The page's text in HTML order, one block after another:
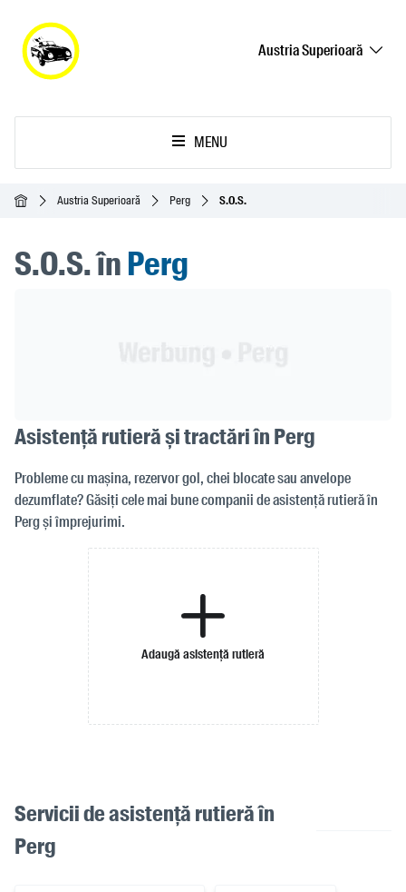
Austria Superioară
MENU
Acasă Austria Superioară Perg S.O.S.
S.O.S. înPerg
Asistență rutieră și tractări în Perg
Probleme cu mașina, rezervor gol, chei blocate sau anvelope
dezumflate? Găsiți cele mai bune companii de asistență rutieră în
Perg și împrejurimi.
Adaugă asistență rutieră
Servicii de asistență rutieră în
Perg